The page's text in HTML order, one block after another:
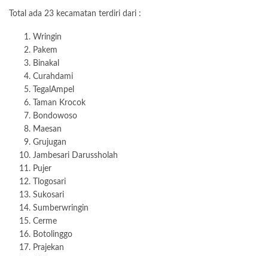
Total ada 23 kecamatan terdiri dari :
Wringin
Pakem
Binakal
Curahdami
TegalAmpel
Taman Krocok
Bondowoso
Maesan
Grujugan
Jambesari Darussholah
Pujer
Tlogosari
Sukosari
Sumberwringin
Cerme
Botolinggo
Prajekan